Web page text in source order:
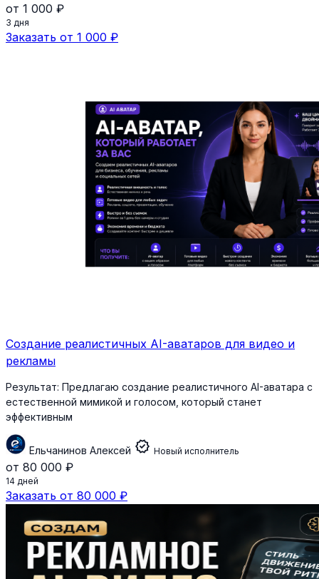
от 1 000 ₽
3 дня
Заказать от 1 000 ₽
Создание реалистичных AI-аватаров для видео и
рекламы
Результат: Предлагаю создание реалистичного AI-аватара с
естественной мимикой и голосом, который станет
эффективным
Ельчанинов Алексей verified Новый исполнитель
от 80 000 ₽
14 дней
Заказать от 80 000 ₽